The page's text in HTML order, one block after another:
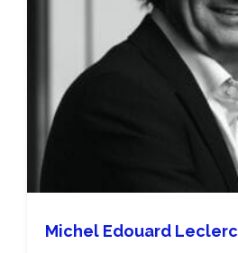
Michel Edouard Leclerc